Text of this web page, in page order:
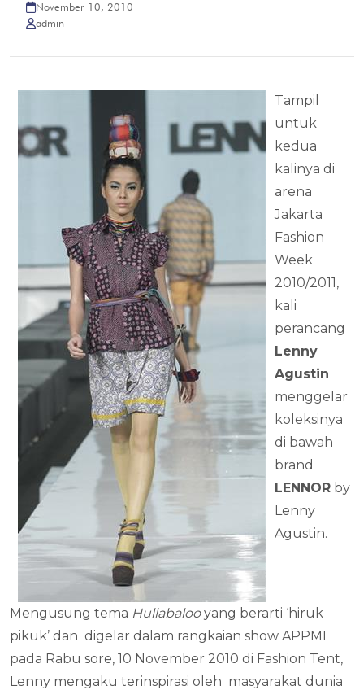
November 10, 2010
admin
Tampil
untuk
kedua
kalinya di
arena
Jakarta
Fashion
Week
2010/2011,
kali
perancang
Lenny
Agustin
menggelar
koleksinya
di bawah
brand
LENNOR by
Lenny
Agustin.
Mengusung tema Hullabalooyang berarti ‘hiruk
pikuk’ dan digelar dalam rangkaian show APPMI
pada Rabu sore, 10 November 2010 di Fashion Tent,
Lenny mengaku terinspirasi oleh masyarakat dunia